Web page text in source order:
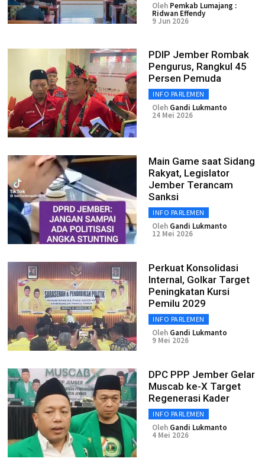
Oleh Pemkab Lumajang :
Ridwan Effendy
9 Jun 2026
PDIP Jember Rombak
Pengurus, Rangkul 45
Persen Pemuda
INFO PARLEMEN
Oleh Gandi Lukmanto
24 Mei 2026
Main Game saat Sidang
Rakyat, Legislator
Jember Terancam
Sanksi
INFO PARLEMEN
Oleh Gandi Lukmanto
12 Mei 2026
Perkuat Konsolidasi
Internal, Golkar Target
Peningkatan Kursi
Pemilu 2029
INFO PARLEMEN
Oleh Gandi Lukmanto
9 Mei 2026
DPC PPP Jember Gelar
Muscab ke-X Target
Regenerasi Kader
INFO PARLEMEN
Oleh Gandi Lukmanto
4 Mei 2026